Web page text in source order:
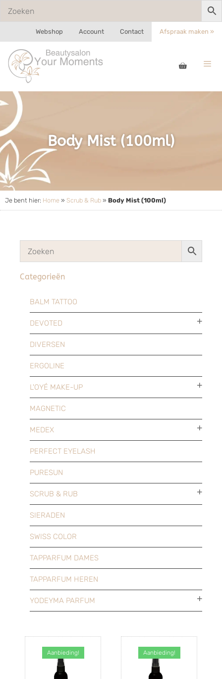
Webshop Account Contact Afspraak maken »
Body Mist (100ml)
Je bent hier: Home » Scrub & Rub » Body Mist (100ml)
Categorieën
BALM TATTOO
DEVOTED
DIVERSEN
ERGOLINE
L'OYÉ MAKE-UP
MAGNETIC
MEDEX
PERFECT EYELASH
PURESUN
SCRUB & RUB
SIERADEN
SWISS COLOR
TAPPARFUM DAMES
TAPPARFUM HEREN
YODEYMA PARFUM
Aanbieding! Aanbieding!